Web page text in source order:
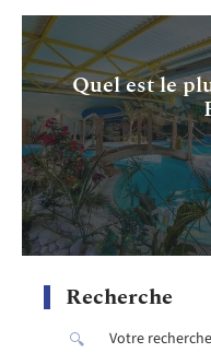
Quel est le
Recherche